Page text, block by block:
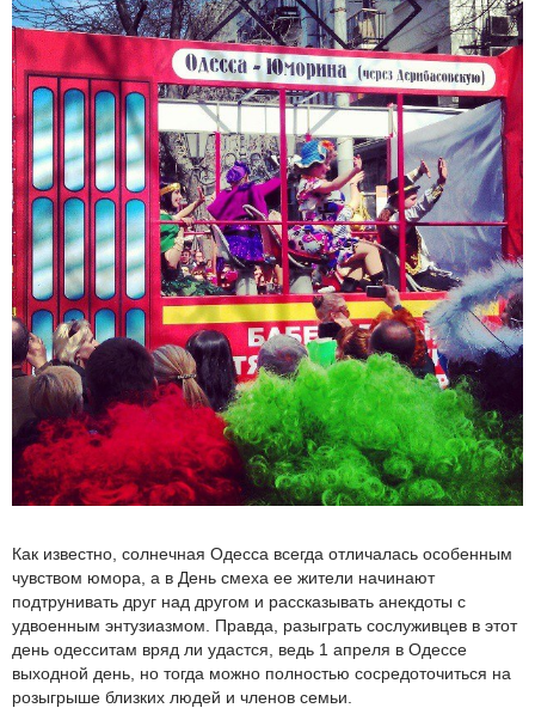
Как известно, солнечная Одесса всегда отличалась особенным
чувством юмора, а в День смеха ее жители начинают
подтрунивать друг над другом и рассказывать анекдоты с
удвоенным энтузиазмом. Правда, разыграть сослуживцев в этот
день одесситам вряд ли удастся, ведь 1 апреля в Одессе
выходной день, но тогда можно полностью сосредоточиться на
розыгрыше близких людей и членов семьи.